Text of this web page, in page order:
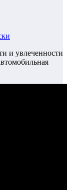
и увлеченности